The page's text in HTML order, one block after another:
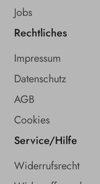
Jobs
Rechtliches
Impressum
Datenschutz
AGB
Cookies
Service/Hilfe
Widerrufsrecht